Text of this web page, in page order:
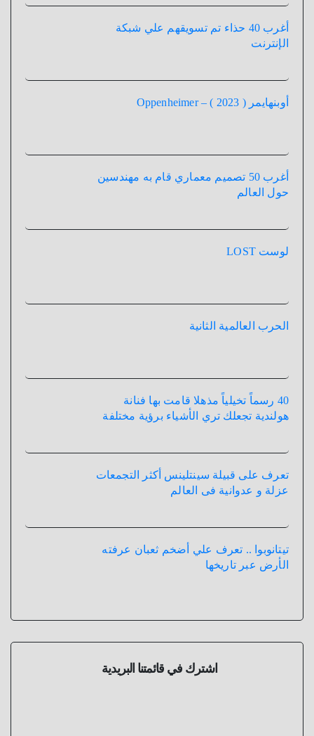
أغرب 40 حذاء تم تسويقهم علي شبكة
الإنترنت
أوبنهايمر ( 2023 ) – Oppenheimer
أغرب 50 تصميم معماري قام به مهندسين
حول العالم
لوست LOST
الحرب العالمية الثانية
40 رسماً تخيلياً مذهلا قامت بها فنانة
هولندية تجعلك تري الأشياء برؤية مختلفة
تعرف على قبيلة سينتلينس أكثر التجمعات
عزلة و عدوانية فى العالم
تيتانوبوا .. تعرف علي أضخم ثعبان عرفته
الأرض عبر تاريخها
اشترك في قائمتنا البريدية